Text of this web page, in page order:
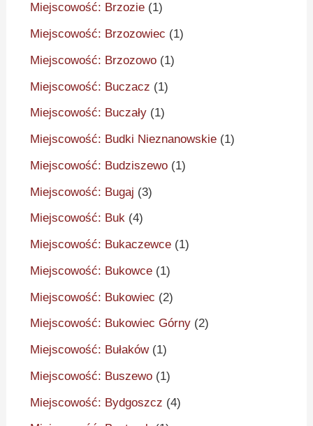
Miejscowość: Brzozie (1)
Miejscowość: Brzozowiec (1)
Miejscowość: Brzozowo (1)
Miejscowość: Buczacz (1)
Miejscowość: Buczały (1)
Miejscowość: Budki Nieznanowskie (1)
Miejscowość: Budziszewo (1)
Miejscowość: Bugaj (3)
Miejscowość: Buk (4)
Miejscowość: Bukaczewce (1)
Miejscowość: Bukowce (1)
Miejscowość: Bukowiec (2)
Miejscowość: Bukowiec Górny (2)
Miejscowość: Bułaków(1)
Miejscowość: Buszewo (1)
Miejscowość: Bydgoszcz (4)